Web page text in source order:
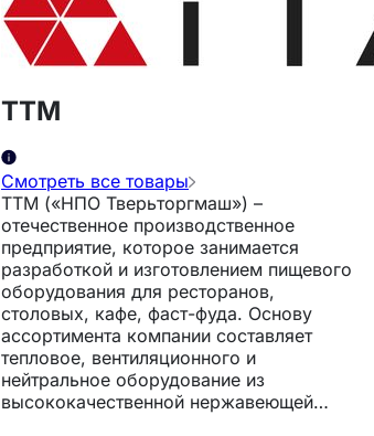
ТТМ
Смотреть все товары
ТТМ («НПО Тверьторгмаш») –
отечественное производственное
предприятие, которое занимается
разработкой и изготовлением пищевого
оборудования для ресторанов,
столовых, кафе, фаст-фуда. Основу
ассортимента компании составляет
тепловое, вентиляционного и
нейтральное оборудование из
высококачественной нержавеющей